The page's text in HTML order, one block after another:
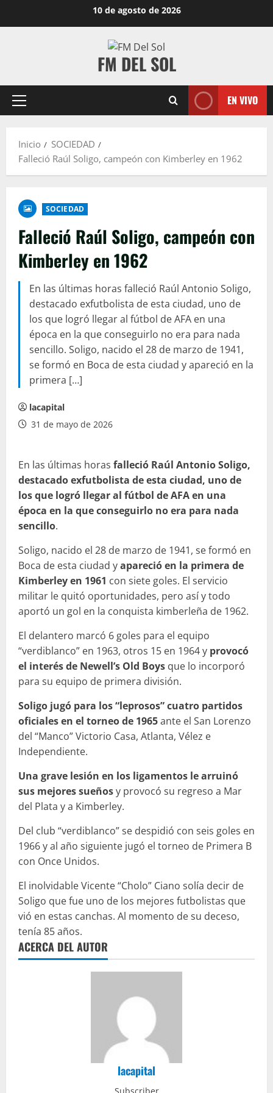
10 de agosto de 2026
FM DEL SOL
EN VIVO
Inicio
SOCIEDAD
Falleció Raúl Soligo, campeón con Kimberley en 1962
SOCIEDAD
Falleció Raúl Soligo, campeón con
Kimberley en 1962
En las últimas horas falleció Raúl Antonio Soligo,
destacado exfutbolista de esta ciudad, uno de
los que logró llegar al fútbol de AFA en una
época en la que conseguirlo no era para nada
sencillo. Soligo, nacido el 28 de marzo de 1941,
se formó en Boca de esta ciudad y apareció en la
primera […]
lacapital
31 de mayo de 2026
En las últimas horas falleció Raúl Antonio Soligo,
destacado exfutbolista de esta ciudad, uno de
los que logró llegar al fútbol de AFA en una
época en la que conseguirlo no era para nada
sencillo.
Soligo, nacido el 28 de marzo de 1941, se formó en
Boca de esta ciudad yapareció en la primera de
Kimberley en 1961 con siete goles. El servicio
militar le quitó oportunidades, pero así y todo
aportó un gol en la conquista kimberleña de 1962.
El delantero marcó 6 goles para el equipo
“verdiblanco” en 1963, otros 15 en 1964 y provocó
el interés de Newell’s Old Boys que lo incorporó
para su equipo de primera división.
Soligo jugó para los “leprosos” cuatro partidos
oficiales en el torneo de 1965ante el San Lorenzo
del “Manco” Victorio Casa, Atlanta, Vélez e
Independiente.
Una grave lesión en los ligamentos le arruinó
sus mejores sueñosy provocó su regreso a Mar
del Plata y a Kimberley.
Del club “verdiblanco” se despidió con seis goles en
1966 y al año siguiente jugó el torneo de Primera B
con Once Unidos.
El inolvidable Vicente “Cholo” Ciano solía decir de
Soligo que fue uno de los mejores futbolistas que
vió en estas canchas. Al momento de su deceso,
tenía 85 años.
ACERCA DEL AUTOR
lacapital